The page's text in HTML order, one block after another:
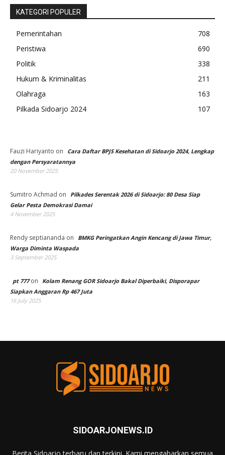
KATEGORI POPULER
Pemerintahan
708
Peristiwa
690
Politik
338
Hukum & Kriminalitas
211
Olahraga
163
Pilkada Sidoarjo 2024
107
Fauzi Hariyanto on
Cara Daftar BPJS Kesehatan di Sidoarjo 2024, Lengkap
dengan Persyaratannya
20 November 2025
Sumitro Achmad on
Pilkades Serentak 2026 di Sidoarjo: 80 Desa Siap
Gelar Pesta Demokrasi Damai
4 November 2025
Rendy septiananda on
BMKG Peringatkan Angin Kencang di Jawa Timur,
Warga Diminta Waspada
3 September 2025
pt 777on
Kolam Renang GOR Sidoarjo Bakal Diperbaiki, Disporapar
Siapkan Anggaran Rp 467 Juta
16 July 2025
SIDOARJONEWS.ID